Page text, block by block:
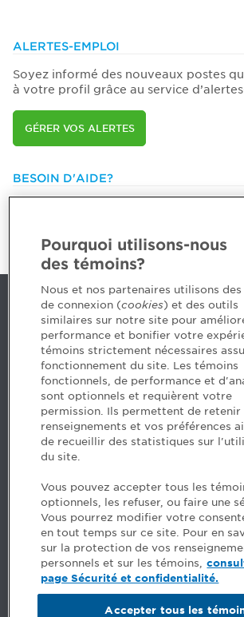
ALERTES-EMPLOI
Soyez informé des nouveaux postes
à votre profil grâce au service
GÉRER VOS ALERTES
BESOIN D'AIDE?
emploiCPA@cpaquebec.ca
Nous joindre
514 788-1376 1 800 363-
emploiCPA@cpaquebec.ca
5, Place Ville Marie, bureau 800,
(Québec)H3B 2G2
www.cpaquebec.ca
Facebook – CPA
Instagram
LinkedIn - CPA
LinkedIn - Emploi CPA
TikTok
YouTube
Pourquoi utilisons-nous
des témoins?
Nous et nos partenaires utilisons
de connexion (cookies) et des outils
similaires sur notre site pour
performance et bonifier votre
témoins strictement nécessaires
fonctionnement du site. Les témoins
fonctionnels, de performance et
sont optionnels et requièrent votre
permission. Ils permettent de retenir
renseignements et vos préférences
de recueillir des statistiques sur
du site.
Vous pouvez accepter tous les
optionnels, les refuser, ou faire une
Vous pourrez modifier votre
en tout temps sur ce site. Pour en
sur la protection de vos
personnels et sur les témoins,
page Sécurité et confidentialité.
Accepter tous les